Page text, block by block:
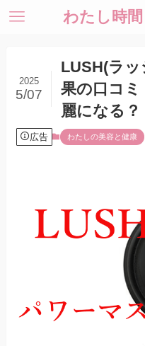
わたし時
LUSH(ラ
果の口コ
麗になる？
2025
5/07
広告 わたしの美容と健康